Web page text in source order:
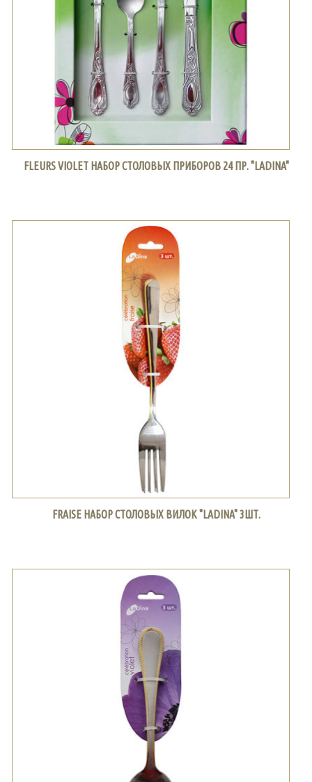
FLEURS VIOLET НАБОР СТОЛОВЫХ ПРИБОРОВ 24 ПР. "LADINA"
FRAISE НАБОР СТОЛОВЫХ ВИЛОК "LADINA" 3ШТ.